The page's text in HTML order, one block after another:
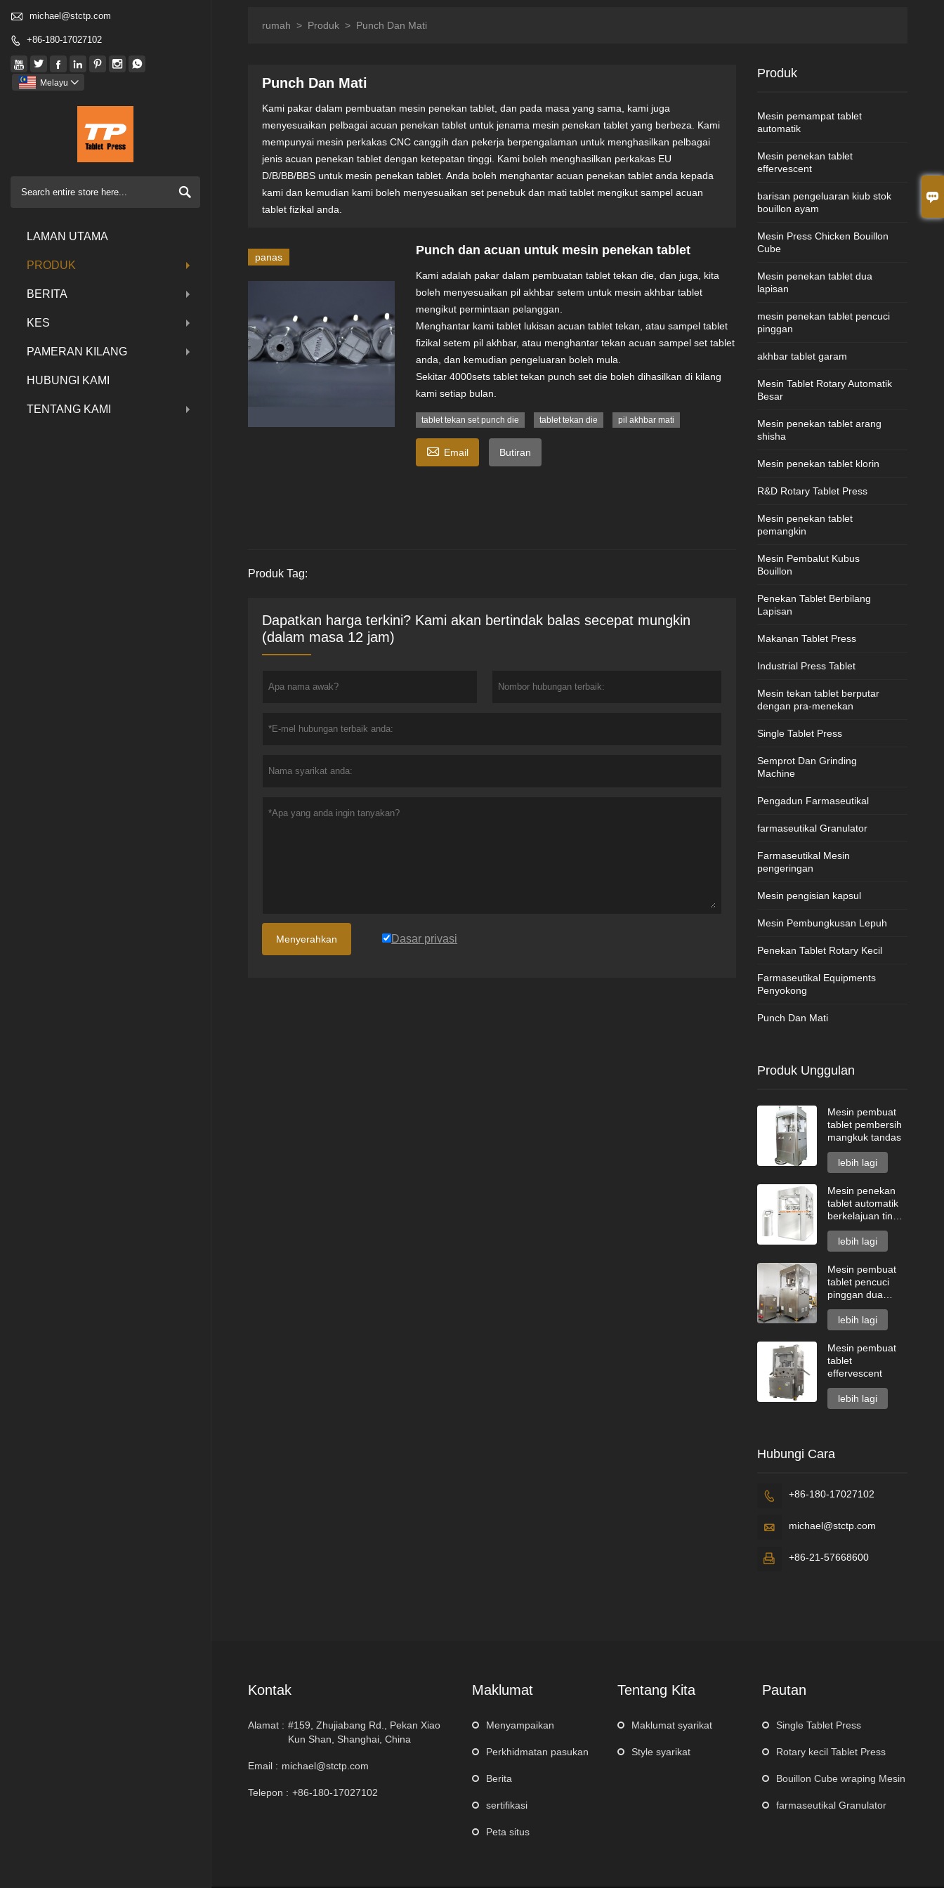

 michael@stctp.com
 +86-180-17027102
     

Melayu 

LAMAN UTAMA
PRODUK
BERITA
KES
PAMERAN KILANG
HUBUNGI KAMI
TENTANG KAMI
rumah > Produk > Punch Dan Mati
Punch Dan Mati
Kami pakar dalam pembuatan mesin penekan tablet, dan pada masa yang sama, kami juga
menyesuaikan pelbagai acuan penekan tablet untuk jenama mesin penekan tablet yang berbeza. Kami
mempunyai mesin perkakas CNC canggih dan pekerja berpengalaman untuk menghasilkan pelbagai
jenis acuan penekan tablet dengan ketepatan tinggi. Kami boleh menghasilkan perkakas EU
D/B/BB/BBS untuk mesin penekan tablet. Anda boleh menghantar acuan penekan tablet anda kepada
kami dan kemudian kami boleh menyesuaikan set penebuk dan mati tablet mengikut sampel acuan
tablet fizikal anda.
panas Punch dan acuan untuk mesin penekan tablet
Kami adalah pakar dalam pembuatan tablet tekan die, dan juga, kita
boleh menyesuaikan pil akhbar setem untuk mesin akhbar tablet
mengikut permintaan pelanggan.
Menghantar kami tablet lukisan acuan tablet tekan, atau sampel tablet
fizikal setem pil akhbar, atau menghantar tekan acuan sampel set tablet
anda, dan kemudian pengeluaran boleh mula.
Sekitar 4000sets tablet tekan punch set die boleh dihasilkan di kilang
kami setiap bulan.
tablet tekan set punch die tablet tekan die pil akhbar mati
 Email Butiran
Produk Tag:
Dapatkan harga terkini? Kami akan bertindak balas secepat mungkin
(dalam masa 12 jam)
Menyerahkan Dasar privasi
Produk
Mesin pemampat tablet
automatik
Mesin penekan tablet
effervescent
barisan pengeluaran kiub stok
bouillon ayam
Mesin Press Chicken Bouillon
Cube
Mesin penekan tablet dua
lapisan
mesin penekan tablet pencuci
pinggan
akhbar tablet garam
Mesin Tablet Rotary Automatik
Besar
Mesin penekan tablet arang
shisha
Mesin penekan tablet klorin
R&D Rotary Tablet Press
Mesin penekan tablet
pemangkin
Mesin Pembalut Kubus
Bouillon
Penekan Tablet Berbilang
Lapisan
Makanan Tablet Press
Industrial Press Tablet
Mesin tekan tablet berputar
dengan pra-menekan
Single Tablet Press
Semprot Dan Grinding
Machine
Pengadun Farmaseutikal
farmaseutikal Granulator
Farmaseutikal Mesin
pengeringan
Mesin pengisian kapsul
Mesin Pembungkusan Lepuh
Penekan Tablet Rotary Kecil
Farmaseutikal Equipments
Penyokong
Punch Dan Mati
Produk Unggulan
Mesin pembuat
tablet pembersih
mangkuk tandas
lebih lagi
Mesin penekan
tablet automatik
berkelajuan tinggi
siri GZPK720
lebih lagi
Mesin pembuat
tablet pencuci
pinggan dua
lapisan
lebih lagi
Mesin pembuat
tablet
effervescent
lebih lagi
Hubungi Cara
 +86-180-17027102
 michael@stctp.com
 +86-21-57668600
Kontak
Alamat : #159, Zhujiabang Rd., Pekan Xiao
Kun Shan, Shanghai, China
Email : michael@stctp.com
Telepon : +86-180-17027102
Maklumat
Menyampaikan
Perkhidmatan pasukan
Berita
sertifikasi
Peta situs
Tentang Kita
Maklumat syarikat
Style syarikat
Pautan
Single Tablet Press
Rotary kecil Tablet Press
Bouillon Cube wraping Mesin
farmaseutikal Granulator